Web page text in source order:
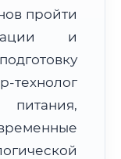
Дистанционно
пройти
и